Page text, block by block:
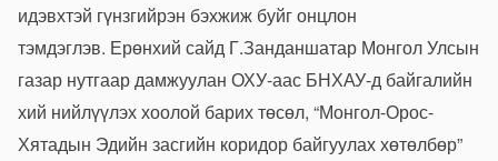
идэвхтэй гүнзгийрэн бэхжиж буйг онцлон
тэмдэглэв. Ерөнхий сайд Г.Занданшатар Монгол Улсын
газар нутгаар дамжуулан ОХУ-аас БНХАУ-д байгалийн
хий нийлүүлэх хоолой барих төсөл, “Монгол-Орос-
Хятадын Эдийн засгийн коридор байгуулах хөтөлбөр”